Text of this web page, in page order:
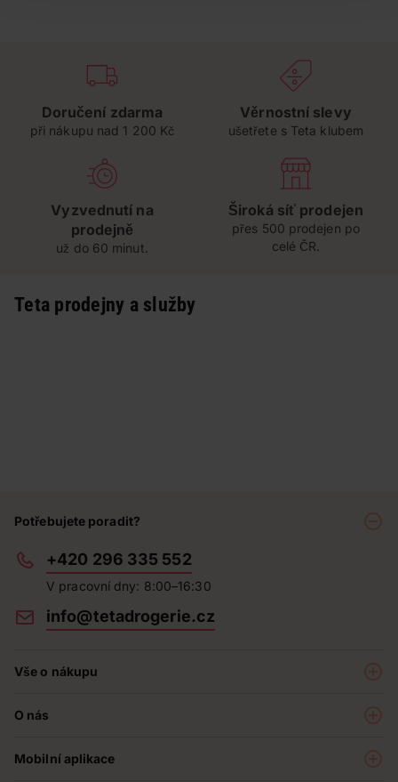
Doručení zdarma
při nákupu nad 1 200 Kč
Věrnostní slevy
ušetřete s Teta klubem
Vyzvednutí na
prodejně
už do 60 minut.
Široká síť prodejen
přes 500 prodejen po
celé ČR.
Teta prodejny a služby
Potřebujete poradit?
+420 296 335 552
V pracovní dny: 8:00–16:30
info@tetadrogerie.cz
Vše o nákupu
Prodejny
O nás
Mobilní aplikace